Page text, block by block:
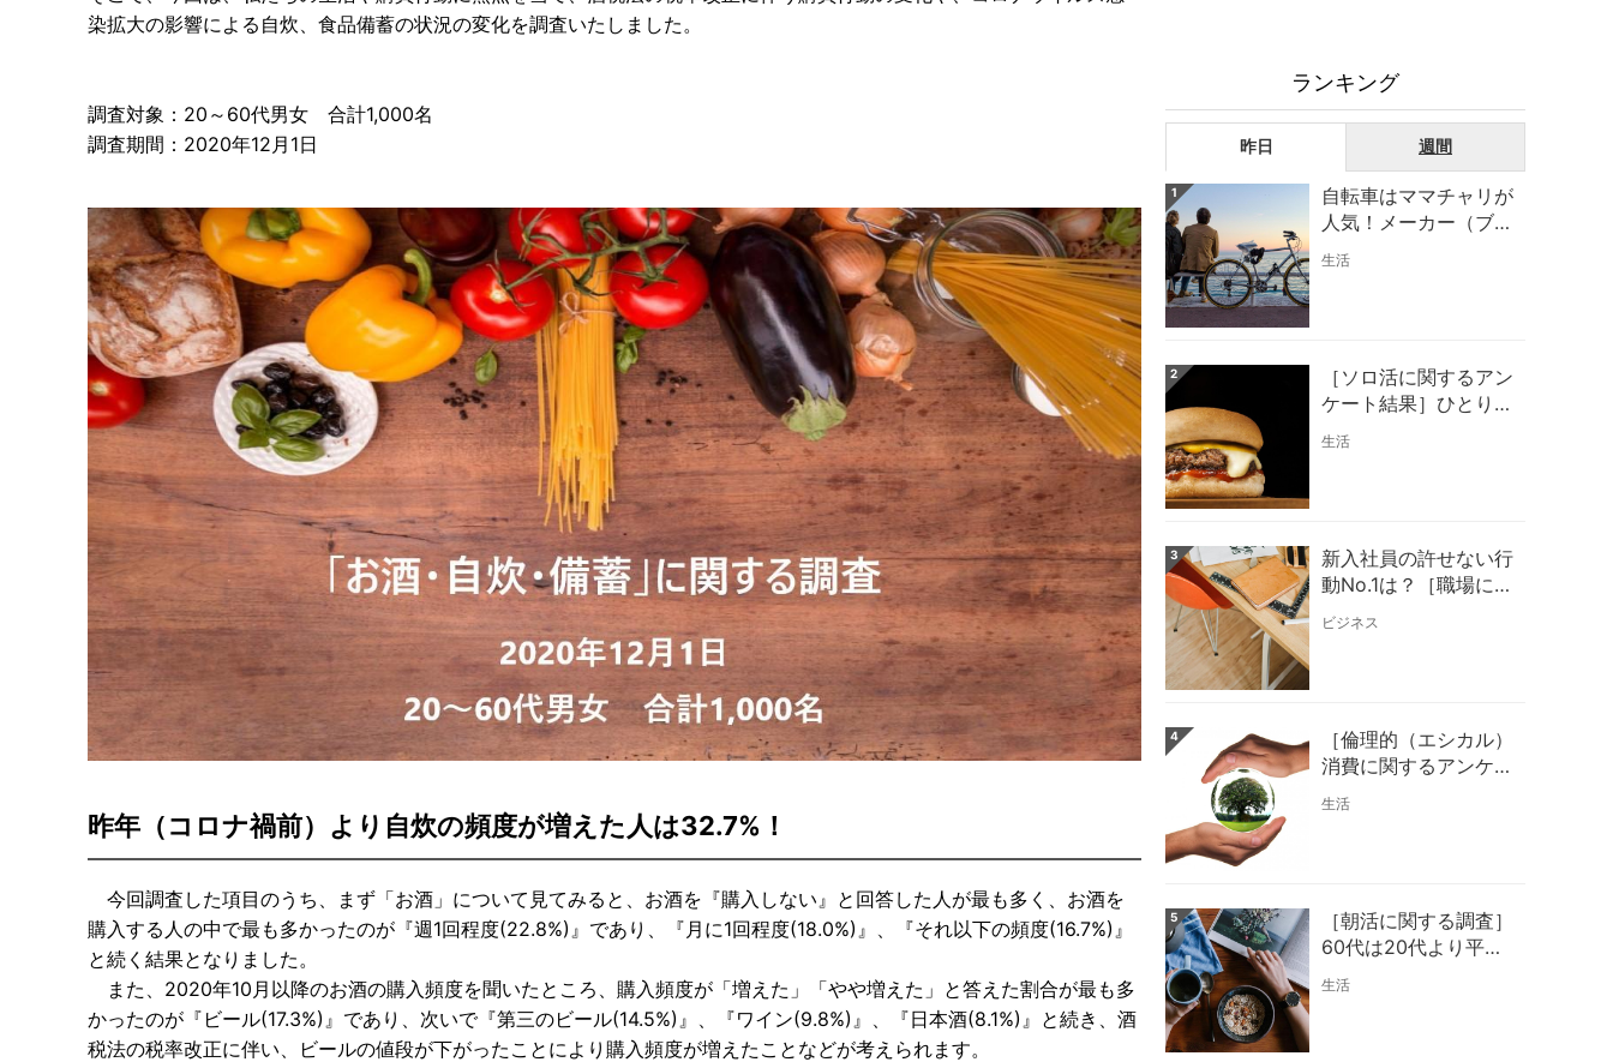
染拡大の影響による自炊、食品備蓄の状況の変化を調査いたしました。
調査対象：20～60代男女 合計1,000名
調査期間：2020年12月1日
昨年（コロナ禍前）より自炊の頻度が増えた人は32.7%！
今回調査した項目のうち、まず「お酒」について見てみると、お酒を『購入しない』と回答した人が最も多く、お酒を
購入する人の中で最も多かったのが『週1回程度(22.8%)』であり、『月に1回程度(18.0%)』、『それ以下の頻度(16.7%)』
と続く結果となりました。
また、2020年10月以降のお酒の購入頻度を聞いたところ、購入頻度が「増えた」「やや増えた」と答えた割合が最も多
かったのが『ビール(17.3%)』であり、次いで『第三のビール(14.5%)』、『ワイン(9.8%)』、『日本酒(8.1%)』と続き、酒
税法の税率改正に伴い、ビールの値段が下がったことにより購入頻度が増えたことなどが考えられます。
ランキング
昨日 週間
1
自転車はママチャリが
人気！メーカー（ブラ
ンド）は気にしな
い！？
生活
2
［ソロ活に関するアン
ケート結果］ひとりご
はんは男性はラーメ
ン！女性はファストフ
生活
3
新入社員の許せない行
動No.1は？［職場に関
するアンケート結果］
ビジネス
4
［倫理的（エシカル）
消費に関するアンケー
ト結果］『倫理的（エ
シカル）消費』の認知
生活
5
［朝活に関する調査］
60代は20代より平均
２時間も早く起きてい
る？！
生活